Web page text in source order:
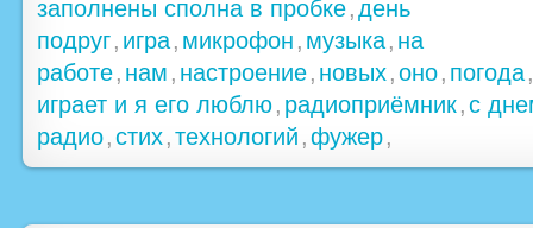
заполнены сполна в пробке,день
подруг, игра, микрофон , музыка, на
работе, нам , настроение, новых,оно, погода,
играет и я его люблю, радиоприёмник,с
радио,стих,технологий ,фужер,